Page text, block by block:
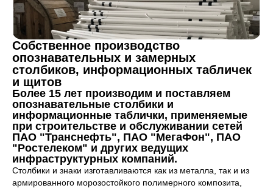
Собственное производство
опознавательных и замерных
столбиков, информационных табличек
и щитов
Более 15 лет производим и поставляем
опознавательные столбики и
информационные таблички, применяемые
при строительстве и обслуживании сетей
ПАО "Транснефть", ПАО "МегаФон", ПАО
"Ростелеком" и других ведущих
инфраструктурных компаний.
Столбики и знаки изготавливаются как из металла, так и из
армированного морозостойкого полимерного композита,